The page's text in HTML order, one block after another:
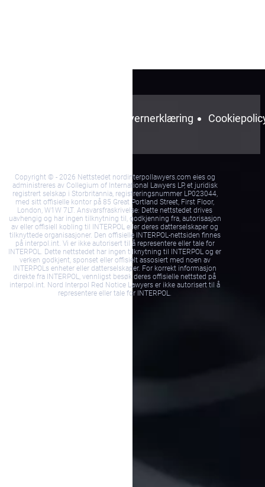
Personvernerklæring
Copyright © - 2026 Nettstedet nordinterpollawyers.com eies og
administreres av Collegium of International Lawyers LP, et juridisk
registrert selskap i Storbritannia, registreringsnummer LP023044,
med sitt offisielle kontor på 85 Great Portland Street, First Floor,
London, W1W 7LT. Ansvarsfraskrivelse: Dette nettstedet drives
uavhengig og har ingen tilknytning til, godkjenning fra, autorisasjon
av eller offisiell kobling til INTERPOL eller deres datterselskaper og
tilknyttede organisasjoner. Den offisielle INTERPOL-nettsiden finnes
på interpol.int. Vi er ikke autorisert til å representere eller tale for
INTERPOL. Dette nettstedet har ingen tilknytning til INTERPOL og er
verken godkjent, sponset eller offisielt assosiert med noen av
INTERPOLs enheter eller datterselskaper. For korrekt informasjon
direkte fra INTERPOL, vennligst besøk deres offisielle nettsted på
interpol.int. Nord Interpol Red Notice Lawyers er ikke autorisert til å
representere eller tale for INTERPOL.